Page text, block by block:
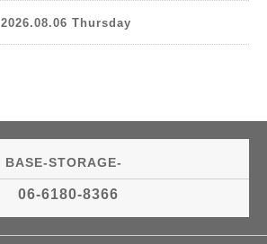
2026.08.06 Thursday
BASE-STORAGE-
06-6180-8366